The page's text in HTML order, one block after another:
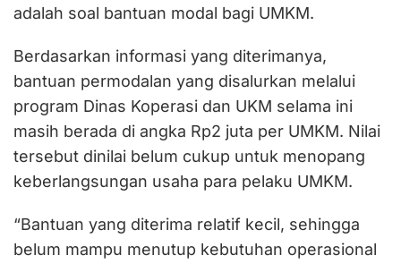
adalah soal bantuan modal bagi UMKM.
Berdasarkan informasi yang diterimanya,
bantuan permodalan yang disalurkan melalui
program Dinas Koperasi dan UKM selama ini
masih berada di angka Rp2 juta per UMKM. Nilai
tersebut dinilai belum cukup untuk menopang
keberlangsungan usaha para pelaku UMKM.
“Bantuan yang diterima relatif kecil, sehingga
belum mampu menutup kebutuhan operasional